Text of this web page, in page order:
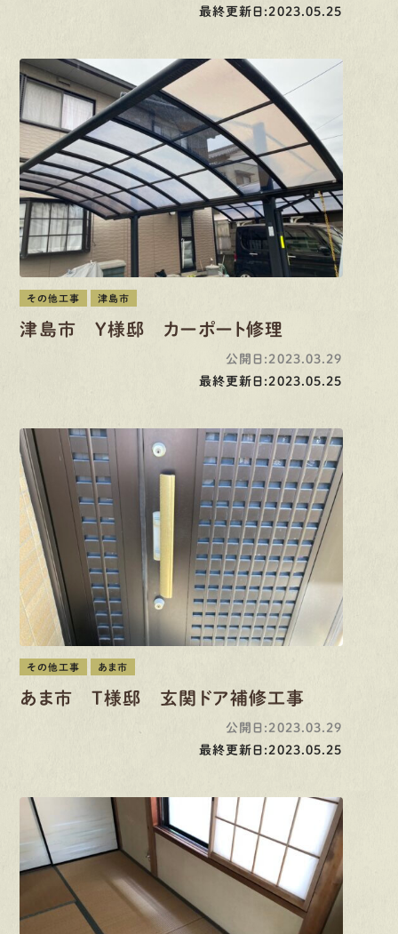
最終更新日:2023.05.25
その他工事 津島市
津島市 Y様邸 カーポート修理
公開日:2023.03.29
最終更新日:2023.05.25
その他工事 あま市
あま市 T様邸 玄関ドア補修工事
公開日:2023.03.29
最終更新日:2023.05.25